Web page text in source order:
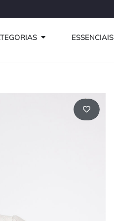
ABRIR CATEGORIAS
ESSENCIAIS